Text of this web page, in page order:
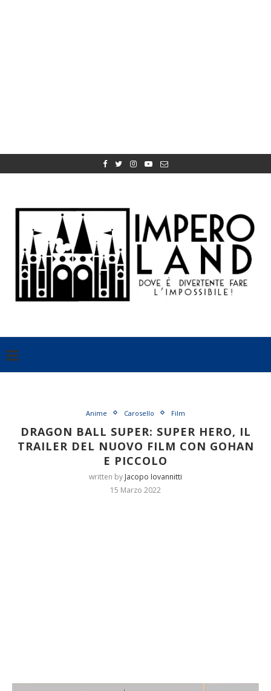
Anime Carosello Film
DRAGON BALL SUPER: SUPER HERO, IL
TRAILER DEL NUOVO FILM CON GOHAN
E PICCOLO
written by Jacopo Iovannitti
15 Marzo 2022